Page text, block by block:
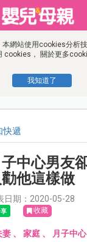
網站使用cookies分析
cookies， 關於更多
我知道了
快遞
中心男友
他這樣做
日期：2020-05-28
收藏
妻、 家庭、 月子中心